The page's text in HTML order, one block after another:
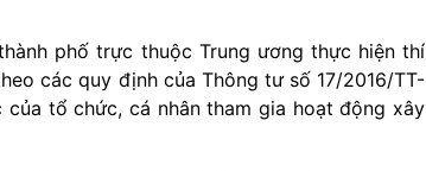
phố trực thuộc Trung ương thực hiện thí
các quy định của Thông tư số 17/2016/TT-
tổ chức, cá nhân tham gia hoạt động xây